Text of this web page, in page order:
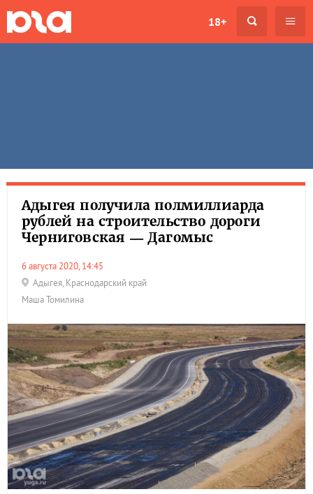
18+
Адыгея получила полмиллиарда
рублей на строительство дороги
Черниговская — Дагомыс
6 августа 2020, 14:45
Адыгея, Краснодарский край
Маша Томилина